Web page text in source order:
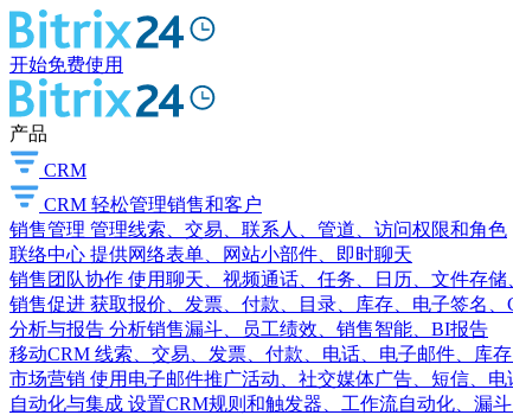
开始免费使用
产品
CRM
CRM 轻松管理销售和客户
销售管理 管理线索、交易、联系人、管道、访问权限和角色
联络中心 提供网络表单、网站小部件、即时聊天
销售团队协作 使用聊天、视频通话、任务、日历、文件存
销售促进 获取报价、发票、付款、目录、库存、电子签名、
分析与报告 分析销售漏斗、员工绩效、销售智能、BI报告
移动CRM 线索、交易、发票、付款、电话、电子邮件、库
市场营销 使用电子邮件推广活动、社交媒体广告、短信、
自动化与集成 设置CRM规则和触发器、工作流自动化、漏